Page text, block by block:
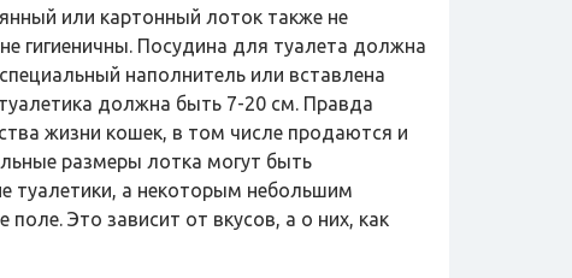
или картонный лоток также не
гигиеничны. Посудина для туалета должна
наполнитель или вставлена
должна быть 7-20 см. Правда
жизни кошек, в том числе продаются и
размеры лотка могут быть
туалетики, а некоторым небольшим
Это зависит от вкусов, а о них, как